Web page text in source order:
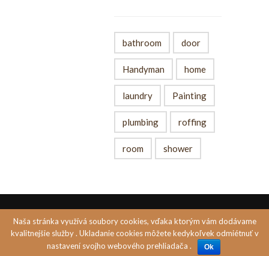
bathroom door
Handyman home
laundry Painting
plumbing roffing
room shower
Created by PASTELS MEDIA s.r.o
Naša stránka využívá soubory cookies, vďaka ktorým vám dodávame
kvalitnejšie služby . Ukladanie cookies môžete kedykoľvek odmiétnuť v
nastavení svojho webového prehliadača .
Ok